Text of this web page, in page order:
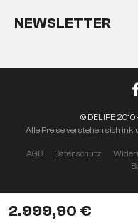
2.999,90 €
NEWSLETTER
AGB Datenschutz
© DELIFE
Alle Preise verstehen sich